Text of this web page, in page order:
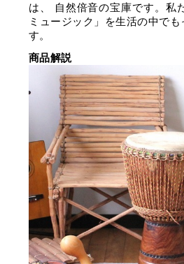
は、 自然倍音の宝庫です。私
ミュージック」を生活の中で
す。
商品解説